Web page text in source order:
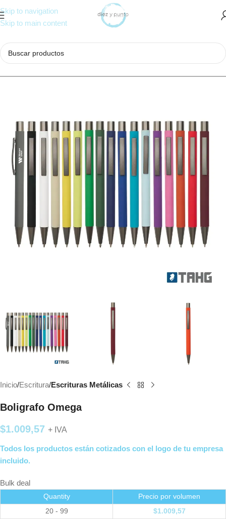
Skip to navigation
Skip to main content
Inicio Escritura Escrituras Metálicas
Boligrafo Omega
$1.009,57 + IVA
Todos los productos están cotizados con el logo de tu empresa
incluido.
Bulk deal
Quantity
Precio por volumen
20 - 99
$1.009,57